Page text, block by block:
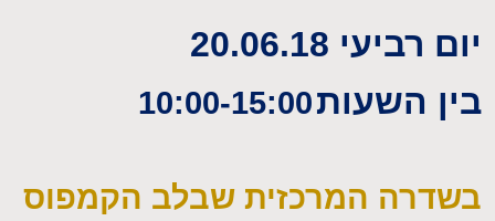
יום רביעי 20.06.18
בין השעות10:00-15:00
בשדרה המרכזית שבלב הקמפוס